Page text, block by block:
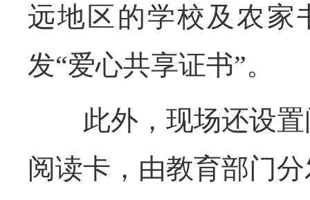
远地区的学校及农家
发“爱心共享证书”。
此外，现场还设置
阅读卡，由教育部门